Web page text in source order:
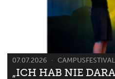
07.07.2026
„ICH HAB NIE